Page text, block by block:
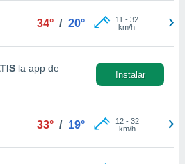
34° / 20° 11 - 32
km/h
la app de
Instalar
33° / 19° 12- 32
km/h